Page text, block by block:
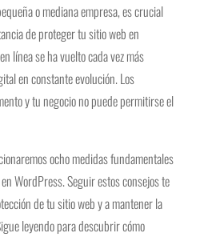
o mediana empresa, es crucial
de proteger tu sitio web en
línea se ha vuelto cada vez más
en constante evolución. Los
y tu negocio no puede permitirse el
ocho medidas fundamentales
WordPress. Seguir estos consejos te
de tu sitio web y a mantener la
leyendo para descubrir cómo